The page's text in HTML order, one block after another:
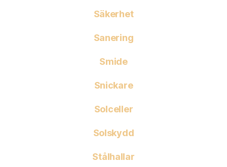
Säkerhet
Sanering
Smide
Snickare
Solceller
Solskydd
Stålhallar